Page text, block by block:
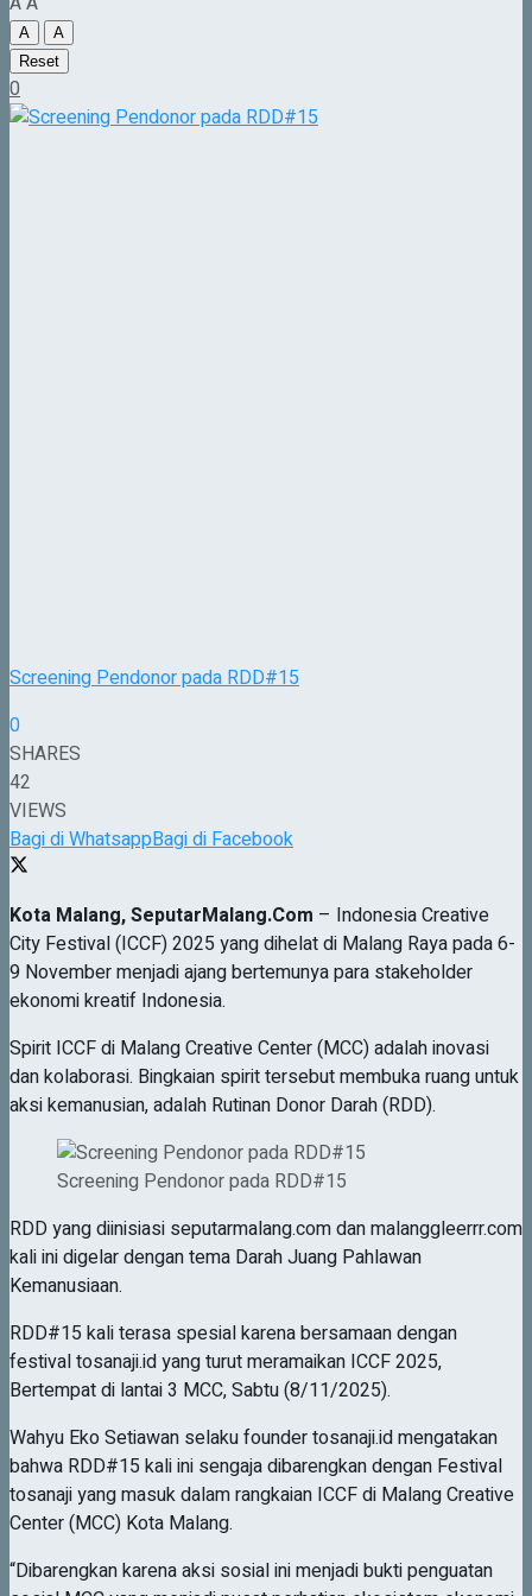
A
A
Reset
0
Screening Pendonor pada RDD#15
0
SHARES
42
VIEWS
Bagi di WhatsappBagi di Facebook
Kota Malang, SeputarMalang.Com – Indonesia Creative
City Festival (ICCF) 2025 yang dihelat di Malang Raya pada 6-
9 November menjadi ajang bertemunya para stakeholder
ekonomi kreatif Indonesia.
Spirit ICCF di Malang Creative Center (MCC) adalah inovasi
dan kolaborasi. Bingkaian spirit tersebut membuka ruang untuk
aksi kemanusian, adalah Rutinan Donor Darah (RDD).
Screening Pendonor pada RDD#15
RDD yang diinisiasi seputarmalang.com dan malanggleerrr.com
kali ini digelar dengan tema Darah Juang Pahlawan
Kemanusiaan.
RDD#15 kali terasa spesial karena bersamaan dengan
festival tosanaji.id yang turut meramaikan ICCF 2025,
Bertempat di lantai 3 MCC, Sabtu (8/11/2025).
Wahyu Eko Setiawan selaku founder tosanaji.id mengatakan
bahwa RDD#15 kali ini sengaja dibarengkan dengan Festival
tosanaji yang masuk dalam rangkaian ICCF di Malang Creative
Center (MCC) Kota Malang.
“Dibarengkan karena aksi sosial ini menjadi bukti penguatan